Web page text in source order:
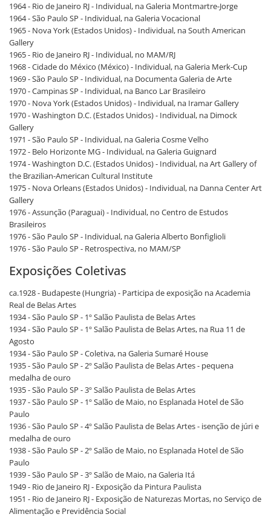
1964 - Rio de Janeiro RJ - Individual, na Galeria Montmartre-Jorge
1964 - São Paulo SP - Individual, na Galeria Vocacional
1965 - Nova York (Estados Unidos) - Individual, na South American
Gallery
1965 - Rio de Janeiro RJ - Individual, no MAM/RJ
1968 - Cidade do México (México) - Individual, na Galeria Merk-Cup
1969 - São Paulo SP - Individual, na Documenta Galeria de Arte
1970 - Campinas SP - Individual, na Banco Lar Brasileiro
1970 - Nova York (Estados Unidos) - Individual, na Iramar Gallery
1970 - Washington D.C. (Estados Unidos) - Individual, na Dimock
Gallery
1971 - São Paulo SP - Individual, na Galeria Cosme Velho
1972 - Belo Horizonte MG - Individual, na Galeria Guignard
1974 - Washington D.C. (Estados Unidos) - Individual, na Art Gallery of
the Brazilian-American Cultural Institute
1975 - Nova Orleans (Estados Unidos) - Individual, na Danna Center Art
Gallery
1976 - Assunção (Paraguai) - Individual, no Centro de Estudos
Brasileiros
1976 - São Paulo SP - Individual, na Galeria Alberto Bonfiglioli
1976 - São Paulo SP - Retrospectiva, no MAM/SP
Exposições Coletivas
ca.1928 - Budapeste (Hungria) - Participa de exposição na Academia
Real de Belas Artes
1934 - São Paulo SP - 1º Salão Paulista de Belas Artes
1934 - São Paulo SP - 1º Salão Paulista de Belas Artes, na Rua 11 de
Agosto
1934 - São Paulo SP - Coletiva, na Galeria Sumaré House
1935 - São Paulo SP - 2º Salão Paulista de Belas Artes - pequena
medalha de ouro
1935 - São Paulo SP - 3º Salão Paulista de Belas Artes
1937 - São Paulo SP - 1º Salão de Maio, no Esplanada Hotel de São
Paulo
1936 - São Paulo SP - 4º Salão Paulista de Belas Artes - isenção de júri e
medalha de ouro
1938 - São Paulo SP - 2º Salão de Maio, no Esplanada Hotel de São
Paulo
1939 - São Paulo SP - 3º Salão de Maio, na Galeria Itá
1949 - Rio de Janeiro RJ - Exposição da Pintura Paulista
1951 - Rio de Janeiro RJ - Exposição de Naturezas Mortas, no Serviço de
Alimentação e Previdência Social